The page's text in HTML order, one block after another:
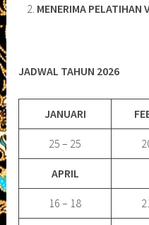
MENERIMA PELATIHAN
JADWAL TAHUN 2026
JANUARI
25 – 25
APRIL
16 – 18